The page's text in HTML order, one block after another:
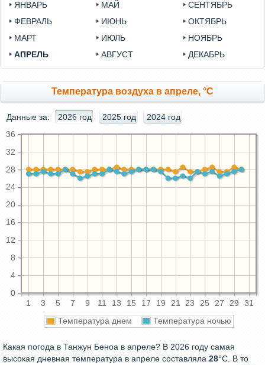
ЯНВАРЬ
ФЕВРАЛЬ
МАРТ
АПРЕЛЬ
МАЙ
ИЮНЬ
ИЮЛЬ
АВГУСТ
СЕНТЯБРЬ
ОКТЯБРЬ
НОЯБРЬ
ДЕКАБРЬ
Температура воздуха в апреле, °C
Данные за: 2026 год 2025 год 2024 год
1 3 5 7 9 11 13 15 17 19 21 23 25 27 29 31
0
4
8
12
16
20
24
28
32
36
Температура днем Температура ночью
Какая погода в Танжун Беноа в апреле? В 2026 году самая
высокая дневная температура в апреле составляла 28°С. В то